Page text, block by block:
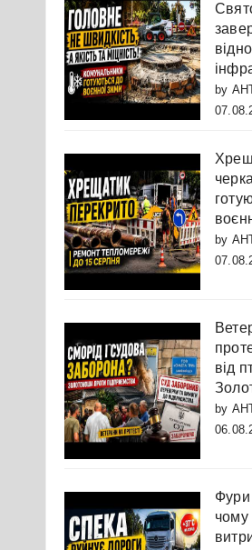
by
by
від
by
Фури
чому